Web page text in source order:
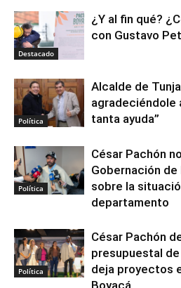
Destacado
¿Y al fin qué?
con Gustavo
Política
Alcalde de
agradeciéndole
tanta ayuda”
Política
César Pachón
Gobernación
sobre la
departamento
Política
César Pachón
presupuestal de
deja proyectos
Boyacá